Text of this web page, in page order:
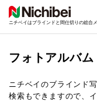
ニチベイはブラインドと間仕切りの総合
フォトアルバム
ニチベイのブラインド
検索もできますので、